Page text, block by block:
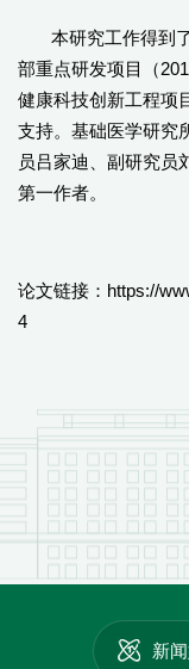
本研究工作得到
部重点研发项目（
健康科技创新工程项
支持。基础医学研究
员吕家迪、副研究员
第一作者。
论文链接： https://
4
新